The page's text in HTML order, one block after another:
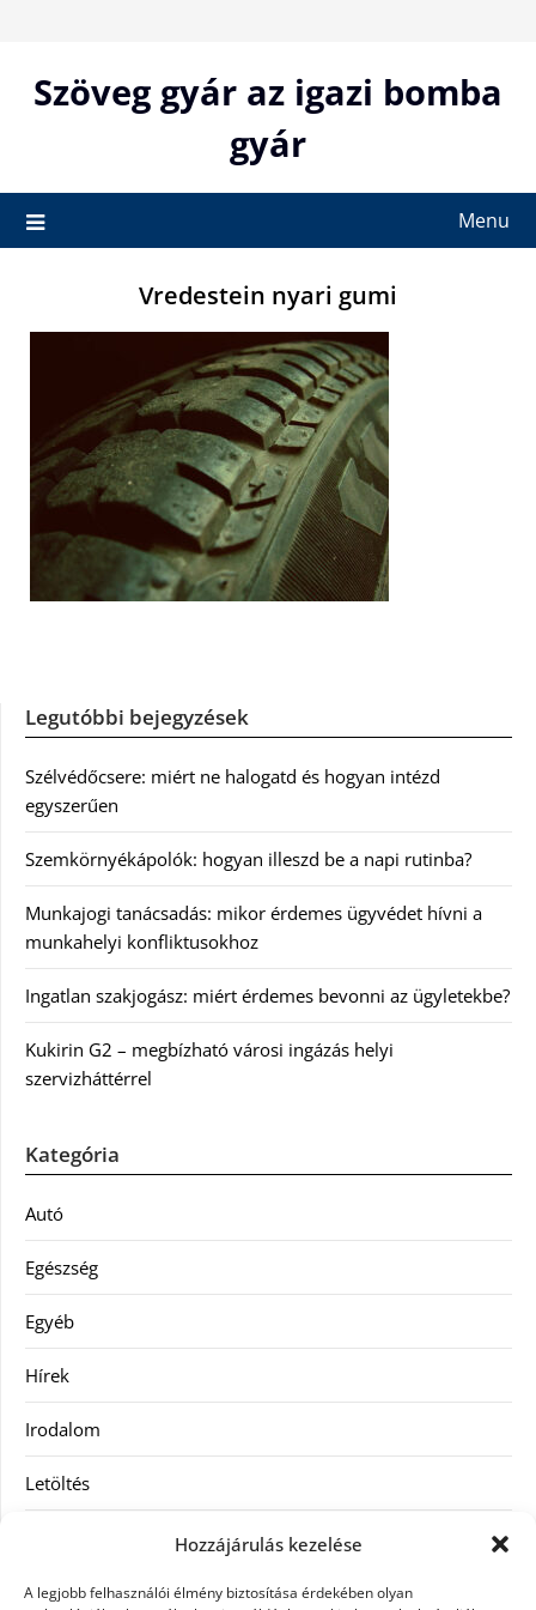
Hozzájárulás kezelése
A legjobb felhasználói élmény biztosítása érdekében olyan
contentSzöveg gyár az igazi bomba
gyár
Menu
Vredestein nyari gumi
Legutóbbi bejegyzések
Szélvédőcsere: miért ne halogatd és hogyan intézd
egyszerűen
Szemkörnyékápolók: hogyan illeszd be a napi rutinba?
Munkajogi tanácsadás: mikor érdemes ügyvédet hívni a
munkahelyi konfliktusokhoz
Ingatlan szakjogász: miért érdemes bevonni az ügyletekbe?
Kukirin G2 – megbízható városi ingázás helyi
szervizháttérrel
Kategória
Autó
Egészség
Egyéb
Hírek
Irodalom
Letöltés
SEO